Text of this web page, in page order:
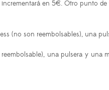
en 5€. Otro punto
(no son reembolsables), una
una pulsera y una